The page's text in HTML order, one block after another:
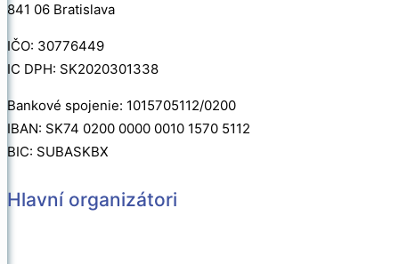
841 06 Bratislava
IČO: 30776449
IC DPH: SK2020301338
Bankové spojenie: 1015705112/0200
IBAN: SK74 0200 0000 0010 1570 5112
BIC: SUBASKBX
Hlavní organizátori